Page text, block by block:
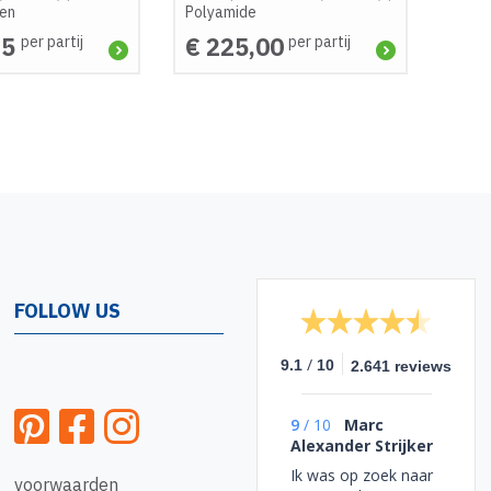
per partij
Polyamide
€ 225,00 per partij
FOLLOW US
voorwaarden
9.1 / 10 2.641 reviews
9 / 10
Marc
Alexander Strijker
Ik was op zoek naar